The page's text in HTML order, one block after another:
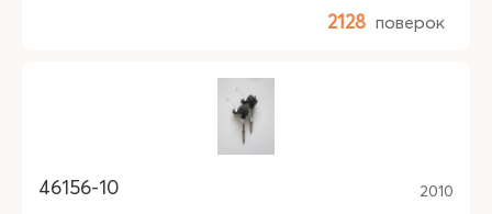
2128 поверок
46156-10 2010